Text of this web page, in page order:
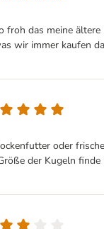
froh das meine
wir immer kaufen
oder
der Kugeln